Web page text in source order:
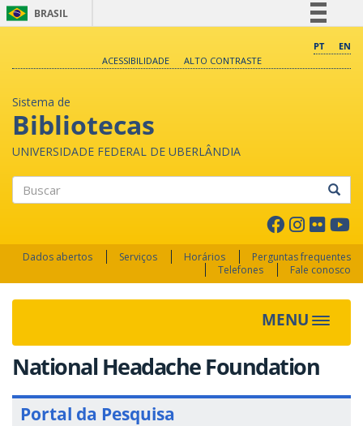
BRASIL
Comunica BR
PT
EN
ACESSIBILIDADE
ALTO CONTRASTE
Sistema de
Bibliotecas
UNIVERSIDADE FEDERAL DE UBERLÂNDIA
Dados abertos Serviços Horários
Perguntas frequentes
Telefones
Fale conosco
MENU Toggle
National Headache Foundation
Portal da Pesquisa